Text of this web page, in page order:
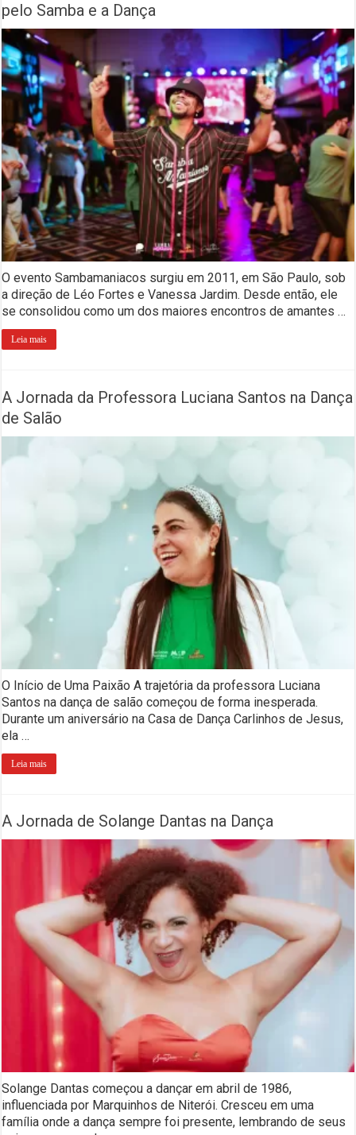
pelo Samba e a Dança
O evento Sambamaniacos surgiu em 2011, em São Paulo, sob
a direção de Léo Fortes e Vanessa Jardim. Desde então, ele
se consolidou como um dos maiores encontros de amantes …
Leia mais
A Jornada da Professora Luciana Santos na Dança
de Salão
O Início de Uma Paixão A trajetória da professora Luciana
Santos na dança de salão começou de forma inesperada.
Durante um aniversário na Casa de Dança Carlinhos de Jesus,
ela …
Leia mais
A Jornada de Solange Dantas na Dança
Solange Dantas começou a dançar em abril de 1986,
influenciada por Marquinhos de Niterói. Cresceu em uma
família onde a dança sempre foi presente, lembrando de seus